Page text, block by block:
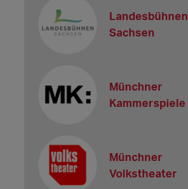
Landesbühnen
Sachsen
Münchner
Kammerspiele
Münchner
Volkstheater